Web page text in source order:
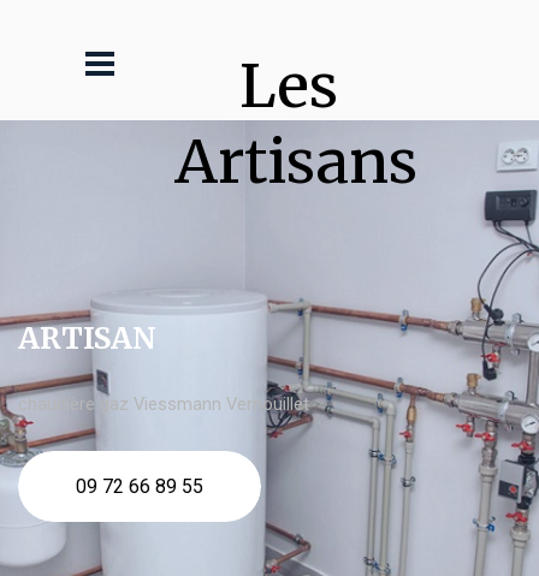
Les
Artisans
ARTISAN
chaudière gaz Viessmann Vernouillet
09 72 66 89 55